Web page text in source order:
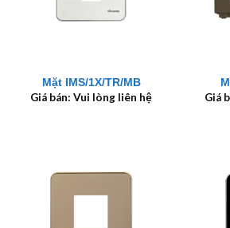
Mặt IMS/1X/TR/MB
Giá bán: Vui lòng liên hệ Giá